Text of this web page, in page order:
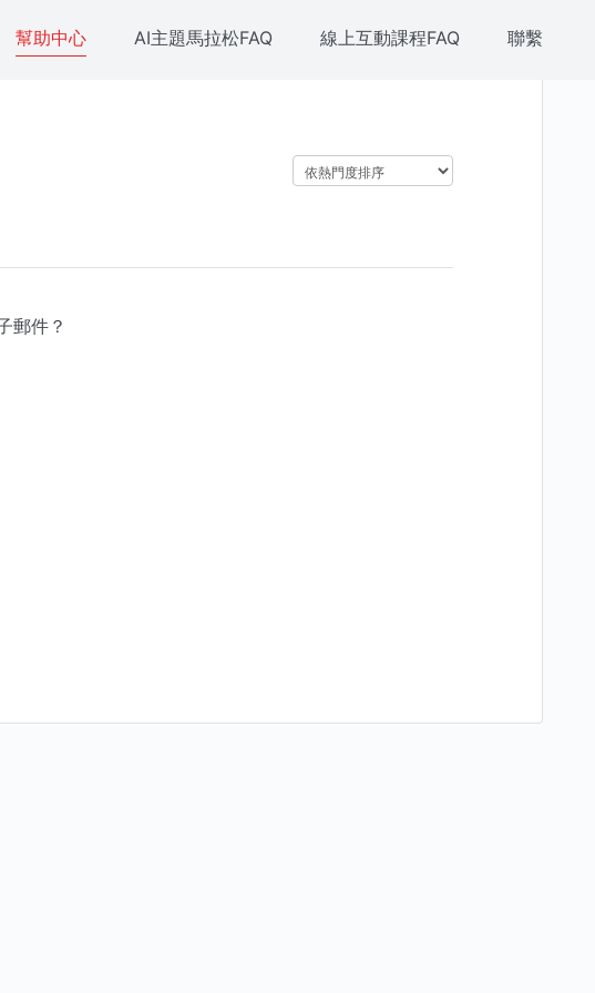
幫助中心 AI主題馬拉松FAQ 線上互動課程FAQ 聯繫
郵件？